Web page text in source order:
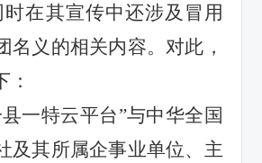
在其宣传中还涉及冒用
名义的相关内容。对此，
：
一特云平台”与中华全国
及其所属企事业单位、主